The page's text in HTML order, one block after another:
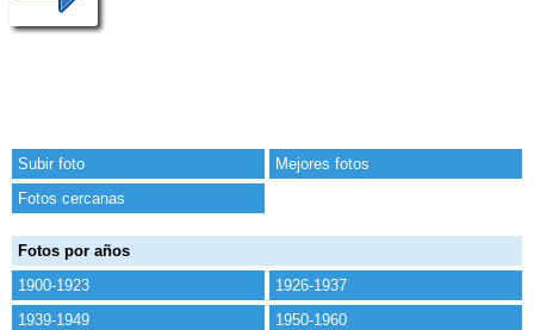
Subir foto
Mejores fotos
Fotos cercanas
Fotos por años
1900-1923
1926-1937
1939-1949
1950-1960